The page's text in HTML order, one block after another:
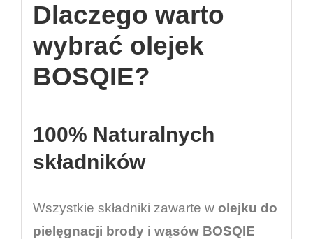
Dlaczego warto
wybrać olejek
BOSQIE?
100% Naturalnych
składników
Wszystkie składniki zawarte w olejku do
pielęgnacji brody i wąsów BOSQIE